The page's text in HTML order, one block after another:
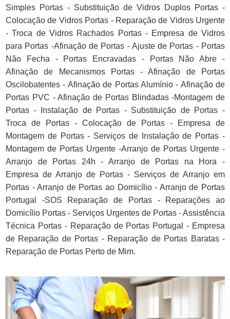
Simples Portas - Substituição de Vidros Duplos Portas -
Colocação de Vidros Portas - Reparação de Vidros Urgente
- Troca de Vidros Rachados Portas - Empresa de Vidros
para Portas -Afinação de Portas - Ajuste de Portas - Portas
Não Fecha - Portas Encravadas - Portas Não Abre -
Afinação de Mecanismos Portas - Afinação de Portas
Oscilobatentes - Afinação de Portas Alumínio - Afinação de
Portas PVC - Afinação de Portas Blindadas -Montagem de
Portas - Instalação de Portas - Substituição de Portas -
Troca de Portas - Colocação de Portas - Empresa de
Montagem de Portas - Serviços de Instalação de Portas -
Montagem de Portas Urgente -Arranjo de Portas Urgente -
Arranjo de Portas 24h - Arranjo de Portas na Hora -
Empresa de Arranjo de Portas - Serviços de Arranjo em
Portas - Arranjo de Portas ao Domicílio - Arranjo de Portas
Portugal -SOS Reparação de Portas - Reparações ao
Domicílio Portas - Serviços Urgentes de Portas - Assistência
Técnica Portas - Reparação de Portas Portugal - Empresa
de Reparação de Portas - Reparação de Portas Baratas -
Reparação de Portas Perto de Mim.